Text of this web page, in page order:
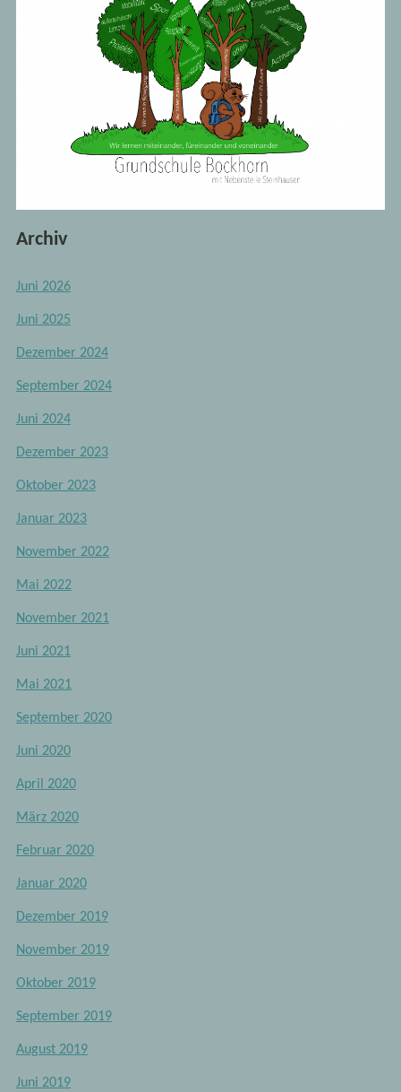
Archiv
Juni 2026
Juni 2025
Dezember 2024
September 2024
Juni 2024
Dezember 2023
Oktober 2023
Januar 2023
November 2022
Mai 2022
November 2021
Juni 2021
Mai 2021
September 2020
Juni 2020
April 2020
März 2020
Februar 2020
Januar 2020
Dezember 2019
November 2019
Oktober 2019
September 2019
August 2019
Juni 2019